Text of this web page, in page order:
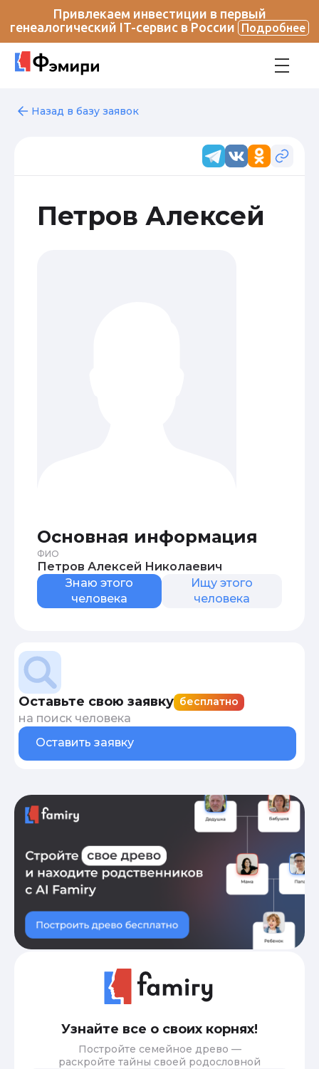
Привлекаем инвестиции в первый
генеалогический IT-сервис в России
Подробнее
Назад в базу заявок
Петров Алексей
Основная информация
ФИО
Петров Алексей Николаевич
Знаю этого
человека
Ищу этого
человека
Оставьте свою заявку бесплатно
на поиск человека
Оставить заявку
Узнайте все о своих корнях!
Постройте семейное древо —
раскройте тайны своей родословной